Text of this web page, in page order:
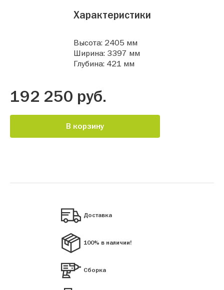
Характеристики
Высота: 2405 мм
Ширина: 3397 мм
Глубина: 421 мм
192 250 руб.
В корзину
Доставка
100% в наличии!
Сборка